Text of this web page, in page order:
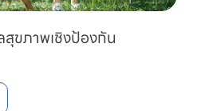
สุขภาพเชิงป้องกัน